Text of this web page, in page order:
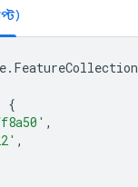
. FeatureCollection
{
,
,